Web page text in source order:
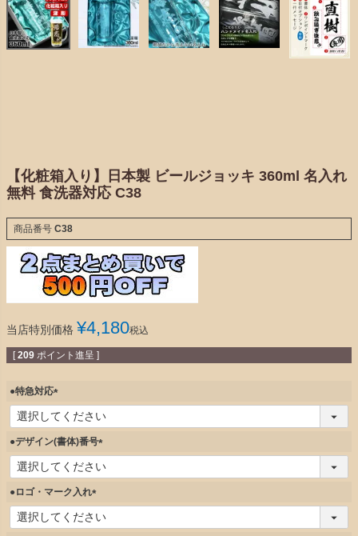
【化粧箱入り】日本製 ビールジョッキ 360ml 名入れ
無料 食洗器対応 C38
商品番号 C38
当店特別価格 ¥4,180税込
[ 209 ポイント進呈 ]
●特急対応
(
必
須
●デザイン(書体)番号
(
必
●ロゴ・マーク入れ
(
必